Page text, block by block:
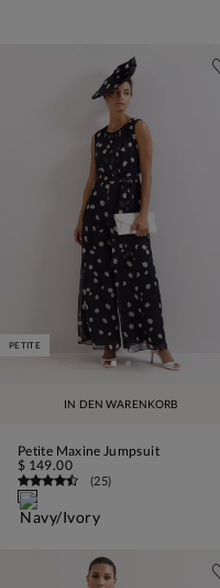
IN DEN WARENKORB
PETITE
Petite Maxine Jumpsuit
$ 149.00
(25)